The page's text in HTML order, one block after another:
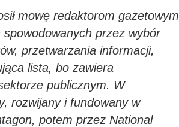
mowę redaktorom gazetowym
przez wybór
przetwarzania informacji,
lista, bo zawiera
publicznym. W
rozwijany i fundowany w
potem przez National